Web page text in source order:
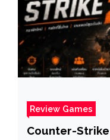
Review Games
Counter-Strike